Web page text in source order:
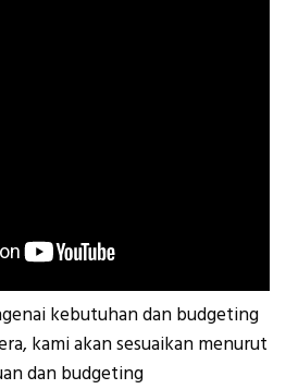
kebutuhan dan budgeting
kami akan sesuaikan menurut
dan budgeting